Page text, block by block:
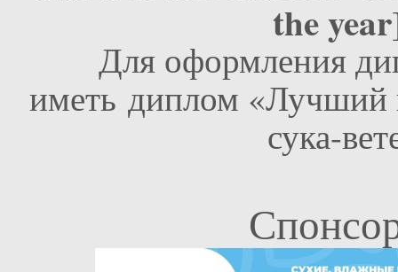
the
Для оформления
иметь диплом «Лучший
сука-